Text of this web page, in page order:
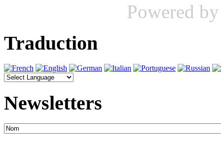
Powered
Traduction
Newsletters